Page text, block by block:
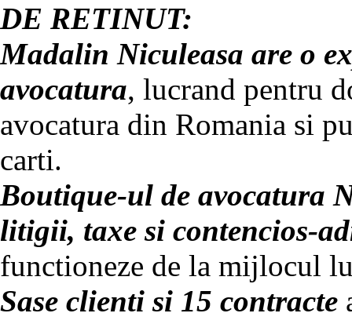
DE RETINUT:
Madalin Niculeasa are o
avocatura, lucrand pentru
avocatura din Romania si
carti.
Boutique-ul de avocatura
litigii, taxe si contencios-
functioneze de la mijlocul
Sase clienti si 15 contracte